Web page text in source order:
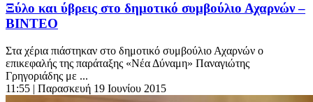
Ξύλο και ύβρεις στο δημοτικό συμβούλιο Αχαρνών –
ΒΙΝΤΕΟ
Στα χέρια πιάστηκαν στο δημοτικό συμβούλιο Αχαρνών ο
επικεφαλής της παράταξης «Νέα Δύναμη» Παναγιώτης
Γρηγοριάδης με ...
11:55 | Παρασκευή 19 Ιουνίου 2015